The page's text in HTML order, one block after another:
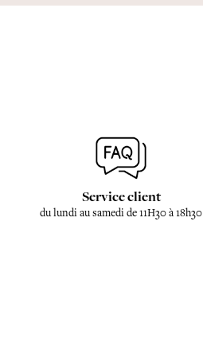
Service client
du lundi au samedi de 11H30 à 18h30